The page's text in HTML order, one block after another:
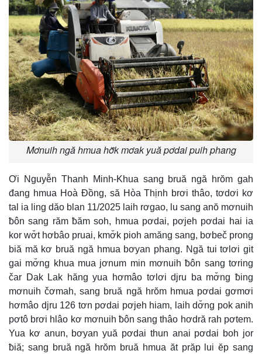
Mơnuih ngă hmua hơ̆k mơak yuă pơdai puih phang
Ơi Nguyễn Thanh Minh-Khua sang bruă ngă hrŏm gah
đang hmua Hoà Đồng, să Hòa Thịnh brơi thâo, tơdơi kơ
tal ia ling dăo blan 11/2025 laih rơgao, lu sang anŏ mơnuih
ƀôn sang răm ƀăm soh, hmua pơdai, pơjeh pơdai hai ia
kor wơ̆t hơbâo pruai, kmơ̆k pioh amăng sang, bơbeč prong
biă mă kơ bruă ngă hmua bơyan phang. Ngă tui tơlơi git
gai mơ̆ng khua mua jơnum min mơnuih ƀôn sang tơring
čar Dak Lak hăng yua hơmâo tơlơi djru ba mơ̆ng ƀing
mơnuih čơmah, sang bruă ngă hrŏm hmua pơdai gơmơi
hơmâo djru 126 tơn pơdai pơjeh hiam, laih dơ̆ng pok anih
pơtô brơi hlâo kơ mơnuih ƀôn sang thâo hơdră rah pơtem.
Yua kơ anun, bơyan yuă pơdai thun anai pơdai boh jor
ƀiă; sang bruă ngă hrŏm bruă hmua ăt prăp lui ĕp sang